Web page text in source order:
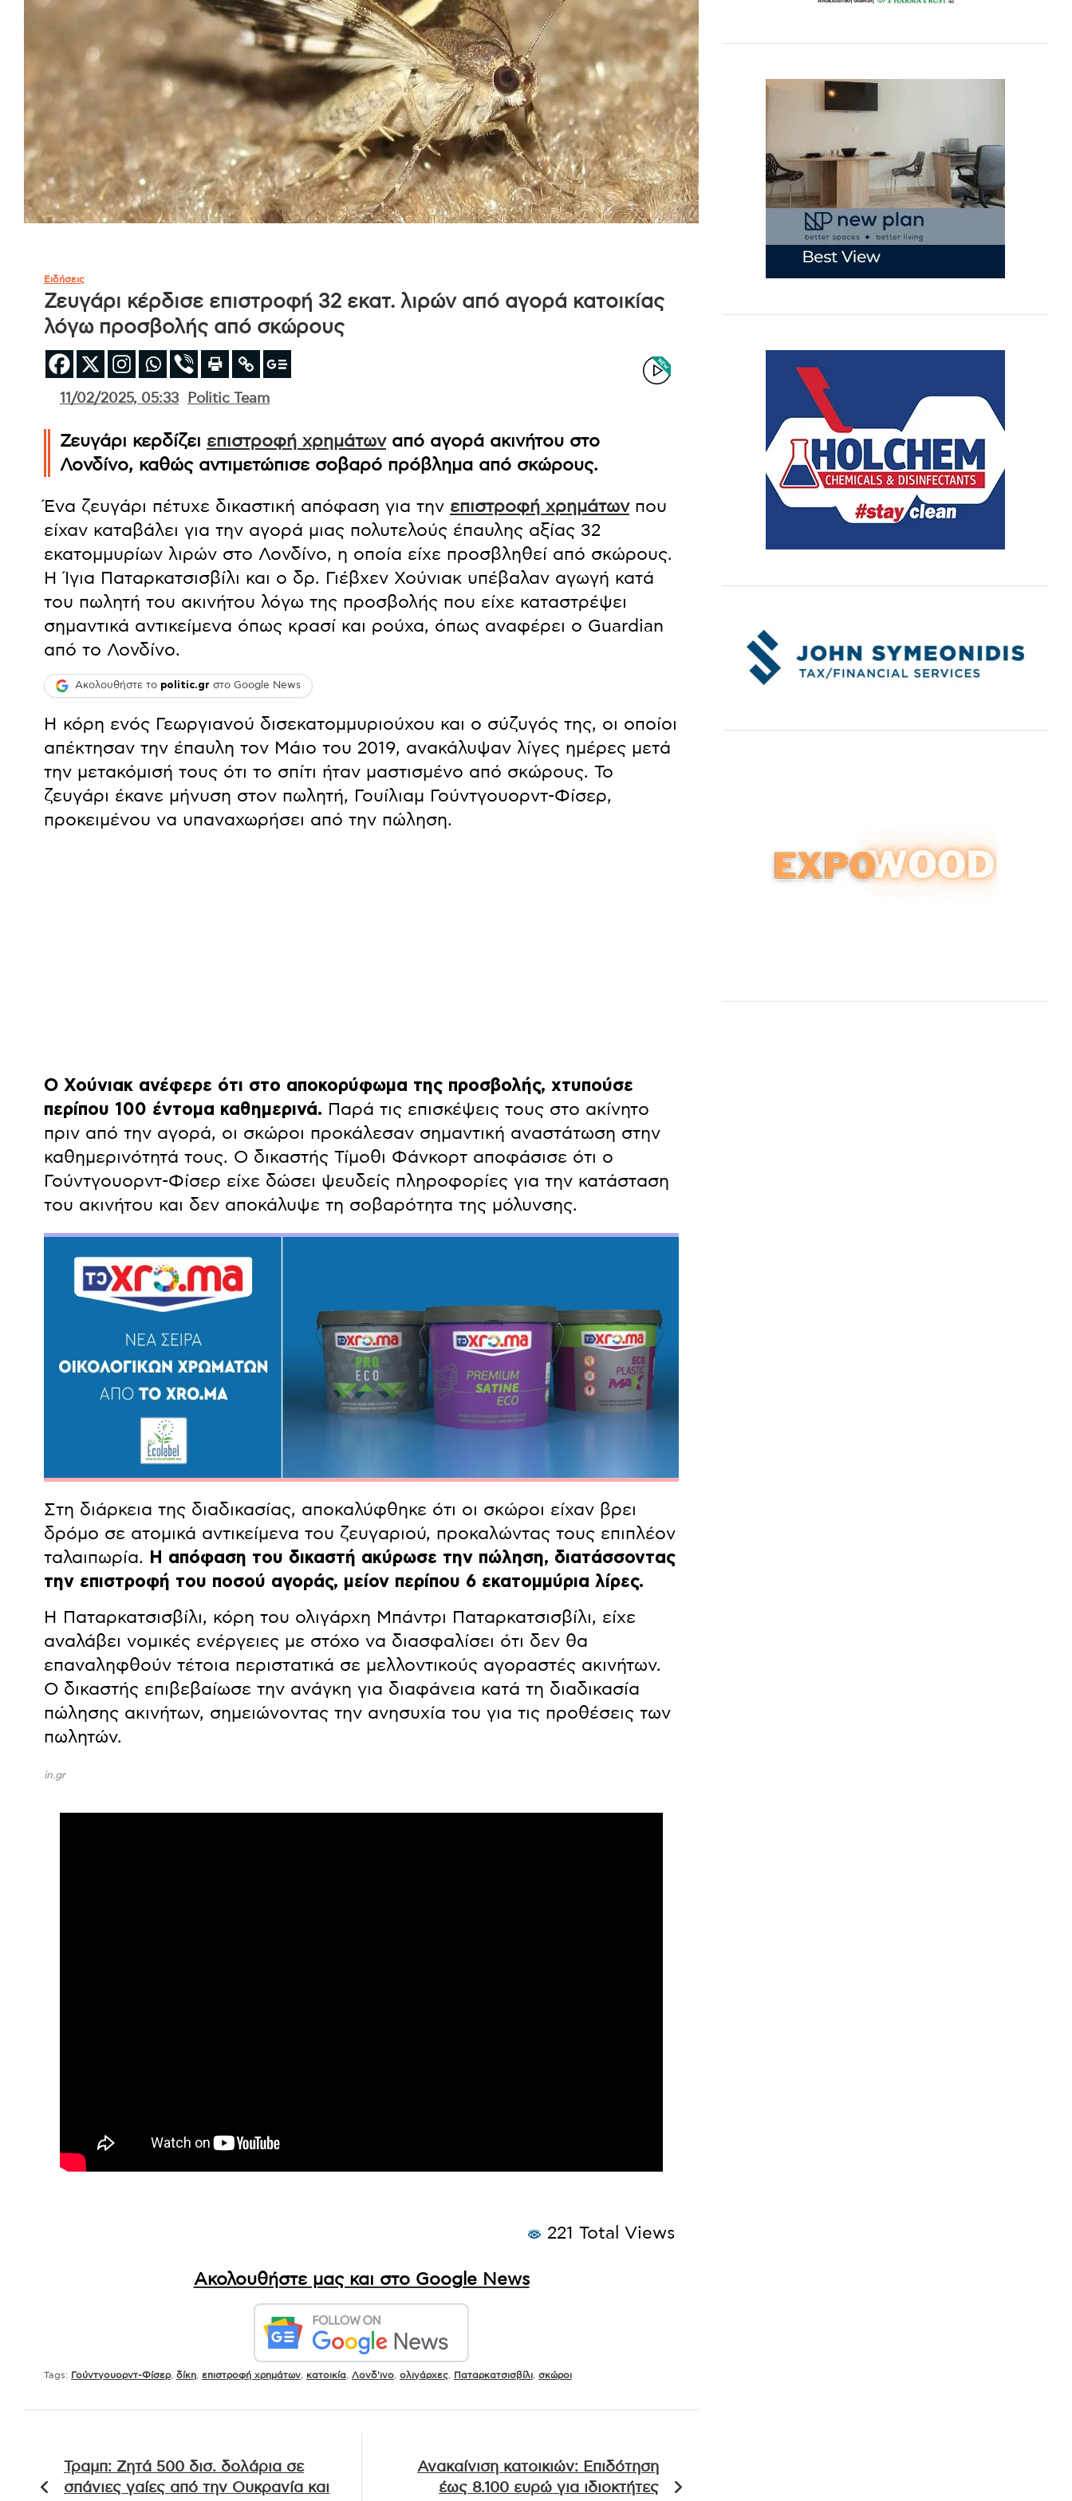
Ειδήσεις
Ζευγάρι κέρδισε επιστροφή 32 εκατ. λιρών από αγορά κατοικίας
λόγω προσβολής από σκώρους
11/02/2025, 05:33 Politic Team
Ζευγάρι κερδίζει επιστροφή χρημάτωναπό αγορά ακινήτου στο
Λονδίνο, καθώς αντιμετώπισε σοβαρό πρόβλημα από σκώρους.
Ένα ζευγάρι πέτυχε δικαστική απόφαση για την επιστροφή χρημάτωνπου
είχαν καταβάλει για την αγορά μιας πολυτελούς έπαυλης αξίας 32
εκατομμυρίων λιρών στο Λονδίνο, η οποία είχε προσβληθεί από σκώρους.
Η Ίγια Παταρκατσισβίλι και ο δρ. Γιέβχεν Χούνιακ υπέβαλαν αγωγή κατά
του πωλητή του ακινήτου λόγω της προσβολής που είχε καταστρέψει
σημαντικά αντικείμενα όπως κρασί και ρούχα, όπως αναφέρει ο Guardian
από το Λονδίνο.
Ακολουθήστε το politic.gr στο Google News
Η κόρη ενός Γεωργιανού δισεκατομμυριούχου και ο σύζυγός της, οι οποίοι
απέκτησαν την έπαυλη τον Μάιο του 2019, ανακάλυψαν λίγες ημέρες μετά
την μετακόμισή τους ότι το σπίτι ήταν μαστισμένο από σκώρους. Το
ζευγάρι έκανε μήνυση στον πωλητή, Γουίλιαμ Γούντγουορντ-Φίσερ,
προκειμένου να υπαναχωρήσει από την πώληση.
Ο Χούνιακ ανέφερε ότι στο αποκορύφωμα της προσβολής, χτυπούσε
περίπου 100 έντομα καθημερινά. Παρά τις επισκέψεις τους στο ακίνητο
πριν από την αγορά, οι σκώροι προκάλεσαν σημαντική αναστάτωση στην
καθημερινότητά τους. Ο δικαστής Τίμοθι Φάνκορτ αποφάσισε ότι ο
Γούντγουορντ-Φίσερ είχε δώσει ψευδείς πληροφορίες για την κατάσταση
του ακινήτου και δεν αποκάλυψε τη σοβαρότητα της μόλυνσης.
Στη διάρκεια της διαδικασίας, αποκαλύφθηκε ότι οι σκώροι είχαν βρει
δρόμο σε ατομικά αντικείμενα του ζευγαριού, προκαλώντας τους επιπλέον
ταλαιπωρία.
Η απόφαση του δικαστή ακύρωσε την πώληση, διατάσσοντας
την επιστροφή του ποσού αγοράς, μείον περίπου 6 εκατομμύρια λίρες.
Η Παταρκατσισβίλι, κόρη του ολιγάρχη Μπάντρι Παταρκατσισβίλι, είχε
αναλάβει νομικές ενέργειες με στόχο να διασφαλίσει ότι δεν θα
επαναληφθούν τέτοια περιστατικά σε μελλοντικούς αγοραστές ακινήτων.
Ο δικαστής επιβεβαίωσε την ανάγκη για διαφάνεια κατά τη διαδικασία
πώλησης ακινήτων, σημειώνοντας την ανησυχία του για τις προθέσεις των
πωλητών.
in.gr
221 Total Views
Ακολουθήστε μας και στο Google News
Tags: Γούντγουορντ-Φίσερ, δίκη επιστροφή χρημάτων κατοικία Λονδ'ινο ολιγάρχες Παταρκατσισβίλι σκώροι
άρθρων
Τραμπ: Ζητά 500 δισ. δολάρια σε
σπάνιες γαίες από την Ουκρανία και
Ανακαίνιση κατοικιών: Επιδότηση
έως 8.100 ευρώ για ιδιοκτήτες